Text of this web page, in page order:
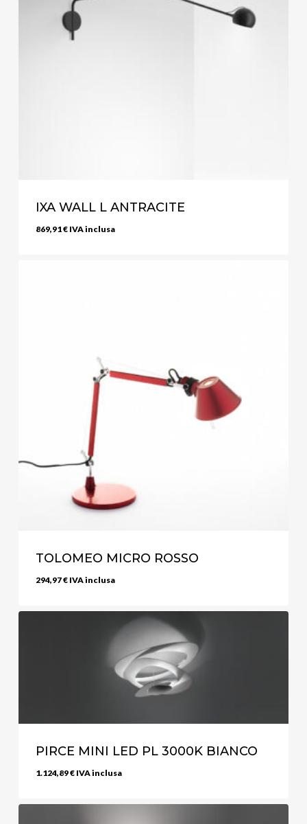
IXA WALL L ANTRACITE
869,91€ IVA inclusa
TOLOMEO MICRO ROSSO
294,97€ IVA inclusa
PIRCE MINI LED PL 3000K BIANCO
1.124,89€ IVA inclusa